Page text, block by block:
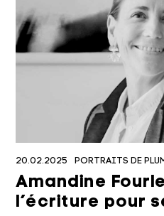
20.02.2025 PORTRAITS DE
Amandine
l’écriture pour